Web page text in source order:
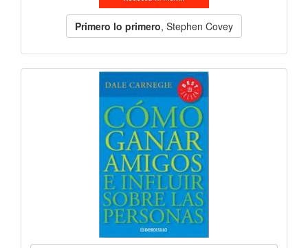
Primero lo primero, Stephen Covey